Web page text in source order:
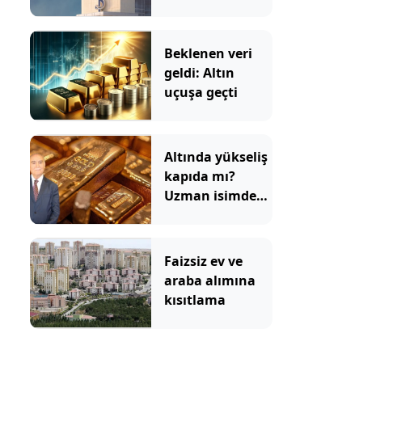
Beklenen veri
geldi: Altın
uçuşa geçti
Altında yükseliş
kapıda mı?
Uzman isimden
Faizsiz ev ve
araba alımına
kısıtlama